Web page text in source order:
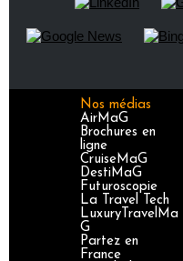
Nos médias
AirMaG
Brochures en
ligne
CruiseMaG
DestiMaG
Futuroscopie
La Travel Tech
LuxuryTravelMa
G
Partez en
France